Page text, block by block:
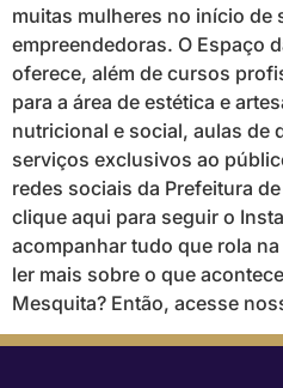
muitas mulheres no início de
empreendedoras. O Espaço
oferece, além de cursos
para a área de estética e
nutricional e social, aulas de
serviços exclusivos ao
redes sociais da Prefeitura
clique aqui para seguir o
acompanhar tudo que rola
ler mais sobre o que
Mesquita? Então, acesse